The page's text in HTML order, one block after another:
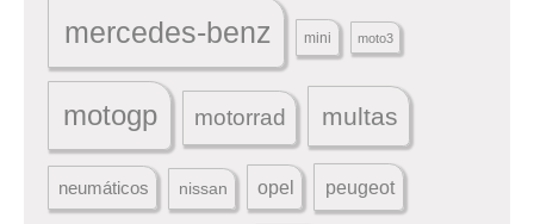
mercedes-benz mini moto3
motogp motorrad multas
neumáticos nissan opel peugeot